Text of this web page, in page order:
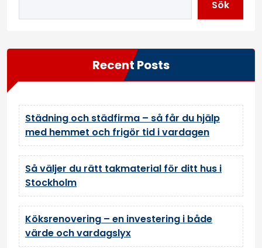
Sök
Recent Posts
Städning och städfirma – så får du hjälp
med hemmet och frigör tid i vardagen
Så väljer du rätt takmaterial för ditt hus i
Stockholm
Köksrenovering – en investering i både
värde och vardagslyx